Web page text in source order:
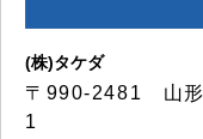
(株)タケダ
〒990-2481 山形
1